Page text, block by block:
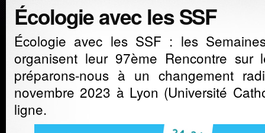
Écologie avec les SSF
Écologie avec les SSF : les
organisent leur 97ème Rencontre sur
préparons-nous à un changement
novembre 2023 à Lyon (Université
ligne.